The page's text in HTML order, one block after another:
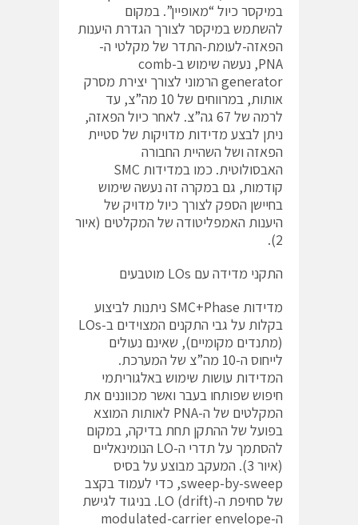
במיקסר כיול “מאופיין”. במקום
להשתמש במיקסר לצורך הגדרת היענות
הפאזה-לעומת-התדר של מקלטי ה-
PNA, נעשה שימוש ב-comb
generator הרמוני לצורך יצירת מסרק
אותות, במרווחים של 10 מה”צ, עד
לרמה של 67 גה”צ. לאחר כיול הפאזה,
ניתן לבצע מדידות מדויקות של סטיית
הפאזה ושל השהיית החבורה
האבסולוטית. כמו במדידות SMC
קודמות, גם במקרה זה נעשה שימוש
בחיישן הספק לצורך כיול מדויק של
היענות האמפליטודה של המקלטים (איור
2).
התקני מדידה עם LOs מוטבעים
מדידות SMC+Phase ניתנות לביצוע
בקלות על גבי התקנים המצוידים ב-LOs
(מתנדים מקומיים), שאינם נעולים
לייחוס ה-10 מה”צ של המערכת.
המדידות עושות שימוש באלגוריתמי
חיפוש שפותחו בעבר ואשר מכווננים את
המקלטים של ה-PNA לאותות המוצא
בפועל של ההתקן תחת בדיקה, במקום
להסתמך על תדרי ה-LO הנומינאליים
(איור 3). המעקב מבוצע על בסיס
sweep-by-sweep, כדי לעמוד בקצב
של סחיפת ה-(LO (drift. בניגוד לגישת